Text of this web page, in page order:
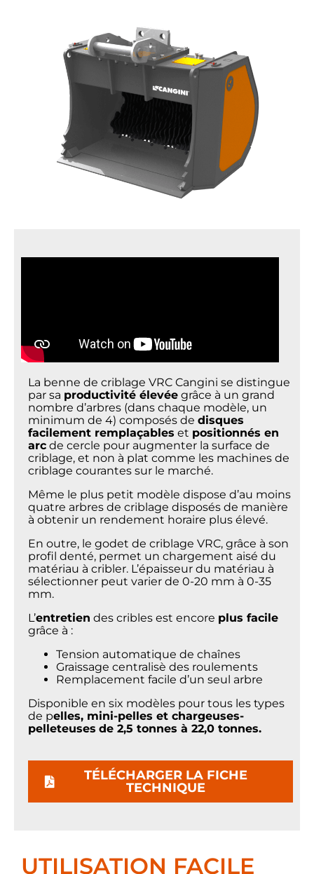
La benne de criblage VRC Cangini se distingue
par sa productivité élevée grâce à un grand
nombre d’arbres (dans chaque modèle, un
minimum de 4) composés de disques
facilement remplaçables et positionnés en
arc de cercle pour augmenter la surface de
criblage, et non à plat comme les machines de
criblage courantes sur le marché.
Même le plus petit modèle dispose d’au moins
quatre arbres de criblage disposés de manière
à obtenir un rendement horaire plus élevé.
En outre, le godet de criblage VRC, grâce à son
profil denté, permet un chargement aisé du
matériau à cribler. L’épaisseur du matériau à
sélectionner peut varier de 0-20 mm à 0-35
mm.
L’entretien des cribles est encore plus facile
grâce à :
Tension automatique de chaînes
Graissage centralisè des roulements
Remplacement facile d’un seul arbre
Disponible en six modèles pour tous les types
de pelles, mini-pelles et chargeuses-
pelleteuses de 2,5 tonnes à 22,0 tonnes.
TÉLÉCHARGER LA FICHE
TECHNIQUE
UTILISATION FACILE